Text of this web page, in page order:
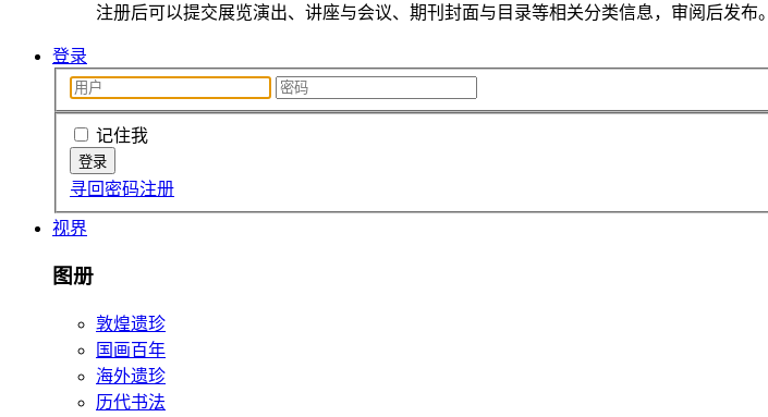
注册后可以提交展览演出、讲座与会议、期刊封面与目录等相关分类信息，审阅后发布。
登录
记住我
寻回密码注册
视界
图册
敦煌遗珍
国画百年
海外遗珍
历代书法